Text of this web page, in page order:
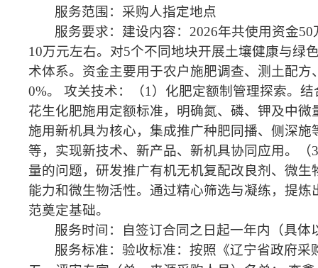
服务范围：采购人指定地点
服务要求：建设内容：2026年共使用资金
10万元左右。对5个不同地块开展土壤健康与绿
术体系。资金主要用于农户施肥调查、测土配
0%。 攻关技术：（1）化肥定额制管理探索。
花生化肥施用定额标准，明确氮、磷、钾及中
施用新机具为核心，集成推广种肥同播、侧深
等，实现新技术、新产品、新机具协同应用。
量的问题，研发推广有机无机复配改良剂、微
能力和微生物活性。通过精心筛选与凝练，提
范奠定基础。
服务时间：自签订合同之日起一年内（具体
服务标准：验收标准：按照《辽宁省政府